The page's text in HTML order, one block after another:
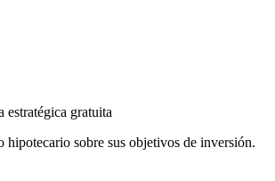
estratégica gratuita
hipotecario sobre sus objetivos de inversión.